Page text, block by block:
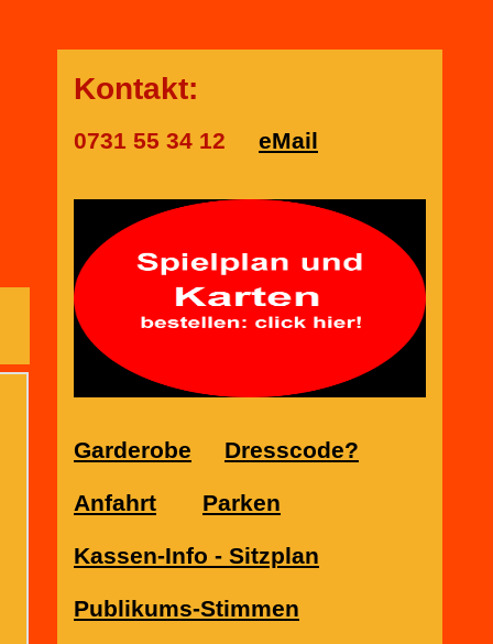
Kontakt:
0731 55 34 12 eMail
Garderobe Dresscode?
Anfahrt Parken
Kassen-Info - Sitzplan
Publikums-Stimmen